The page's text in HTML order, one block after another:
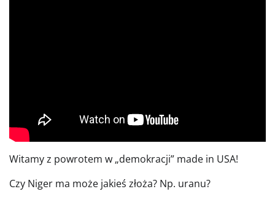
Witamy z powrotem w „demokracji” made in USA!
Czy Niger ma może jakieś złoża? Np. uranu?